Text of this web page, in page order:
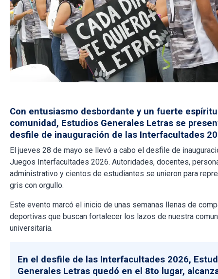
Con entusiasmo desbordante y un fuerte
comunidad, Estudios Generales Letras se
desfile de inauguración de las Interfacultades
El jueves 28 de mayo se llevó a cabo el desfile de
Juegos Interfacultades 2026. Autoridades, docentes,
administrativo y cientos de estudiantes se unieron para
gris con orgullo.
Este evento marcó el inicio de unas semanas llenas de
deportivas que buscan fortalecer los lazos de nuestra
universitaria.
En el desfile de las Interfacultades 2026,
Generales Letras quedó en el 8to lugar,